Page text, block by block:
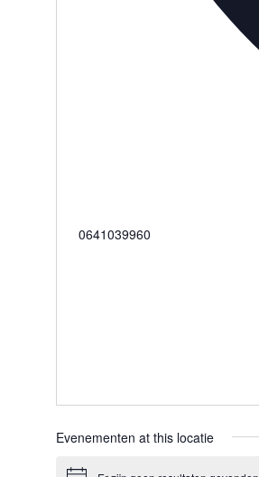
Telefoon
0641039960
Evenementen at this locatie